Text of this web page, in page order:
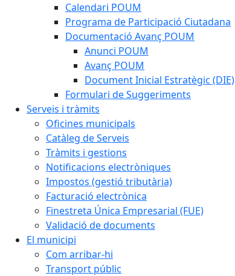
Calendari POUM
Programa de Participació Ciutadana
Documentació Avanç POUM
Anunci POUM
Avanç POUM
Document Inicial Estratègic (DIE)
Formulari de Suggeriments
Serveis i tràmits
Oficines municipals
Catàleg de Serveis
Tràmits i gestions
Notificacions electròniques
Impostos (gestió tributària)
Facturació electrònica
Finestreta Única Empresarial (FUE)
Validació de documents
El municipi
Com arribar-hi
Transport públic